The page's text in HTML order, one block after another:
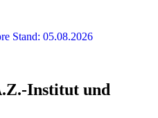
Stand: 05.08.2026
Institut und